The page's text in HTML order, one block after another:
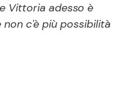
Reality e Talent
Vittoria adesso è
c'è più possibilità